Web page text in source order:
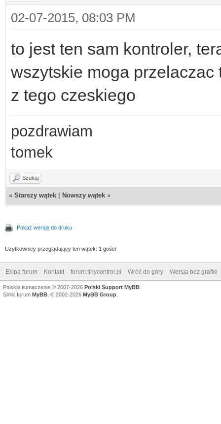
02-07-2015, 08:03 PM
to jest ten sam kontroler,
wszytskie moga
z tego czeskiego
pozdrawiam
tomek
Szukaj
« Starszy wątek Nowszy wątek »
Pokaż wersję do druku
Użytkownicy przeglądający ten wątek: 1 gości
Ekipa forum Kontakt forum.tinycontrol.pl Wróć do góry Wersja bez grafiki
Polskie tłumaczenie © 2007-2026 Polski Support MyBB
Silnik forum MyBB , © 2002-2026 MyBB Group